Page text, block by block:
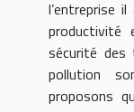
l’entreprise
productivité
sécurité des
pollution
proposons